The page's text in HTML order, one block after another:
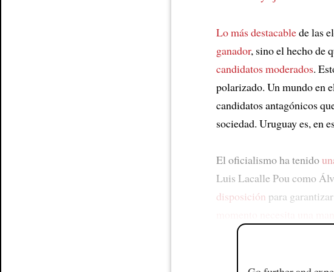
Lo más destacablede las
ganador, sino el hecho de
candidatos moderados.
polarizado. Un mundo en
candidatos antagónicos
sociedad. Uruguay es, en
El oficialismo ha tenido
Luis Lacalle Pou como
disposición para